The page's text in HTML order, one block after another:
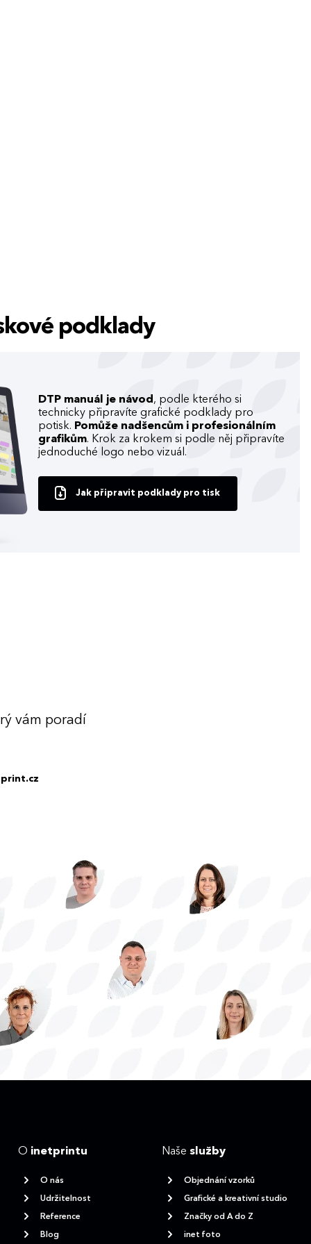
podklady
DTP manuál je návod , podle kterého si
technicky připravíte grafické podklady pro
potisk. Pomůže nadšencům i profesionálním
grafikům. Krok za krokem si podle něj připravíte
jednoduché logo nebo vizuál.
Jak připravit podklady pro tisk
vám poradí
O inetprintu
O nás
Udržitelnost
Reference
Blog
Naše služby
Objednání vzorků
Grafické a kreativní studio
Značky od A do Z
inet foto